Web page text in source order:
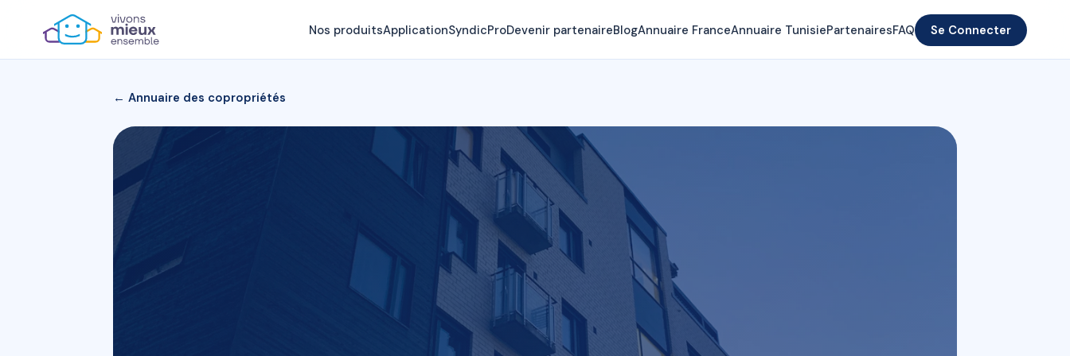
Nos produitsApplicationSyndicProDevenir partenaireBlogAnnuaire FranceAnnuaire TunisiePartenairesFAQ Se Connecter
← Annuaire des copropriétés